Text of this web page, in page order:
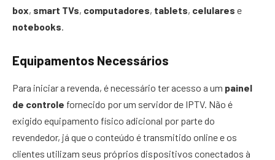
box, smart TVs, computadores, tablets, celulares e
notebooks
Equipamentos Necessários
Para iniciar a revenda, é necessário ter acesso a um painel
de controle fornecido por um servidor de IPTV. Não é
exigido equipamento físico adicional por parte do
revendedor, já que o conteúdo é transmitido online e os
clientes utilizam seus próprios dispositivos conectados à